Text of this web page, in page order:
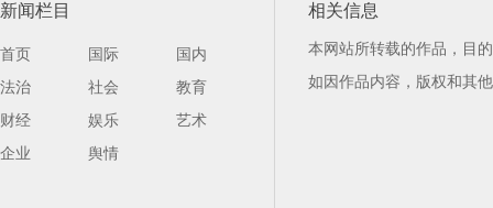
新闻栏目
首页 国际
国内
法治
社会
教育
财经
娱乐
艺术
企业
舆情
相关信息
本网站所转载的作品，目
如因作品内容，版权和其